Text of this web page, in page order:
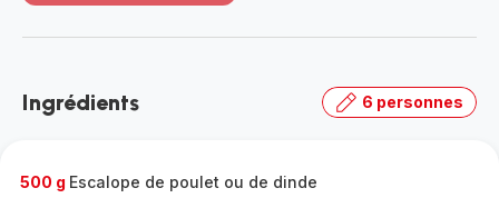
-
gamme
Ingrédients 6 personnes
500 g Escalope de poulet ou de dinde